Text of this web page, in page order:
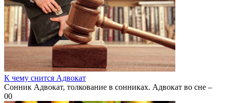
К чему снится Адвокат
Сонник Адвокат, толкование в сонниках. Адвокат во сне –
00